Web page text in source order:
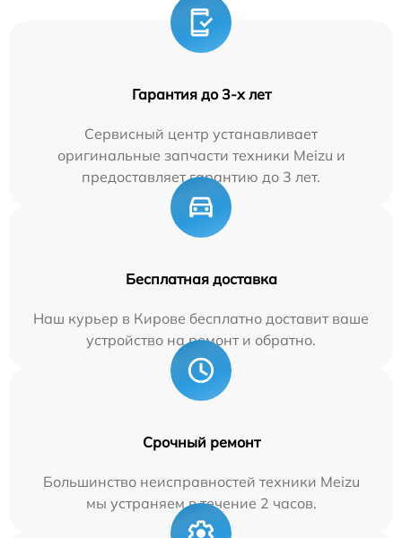
Гарантия до 3-х лет
Сервисный центр устанавливает
оригинальные запчасти техники Meizu и
предоставляет гарантию до 3 лет.
Бесплатная доставка
Наш курьер в Кирове бесплатно доставит ваше
устройство на ремонт и обратно.
Срочный ремонт
Большинство неисправностей техники Meizu
мы устраняем в течение 2 часов.